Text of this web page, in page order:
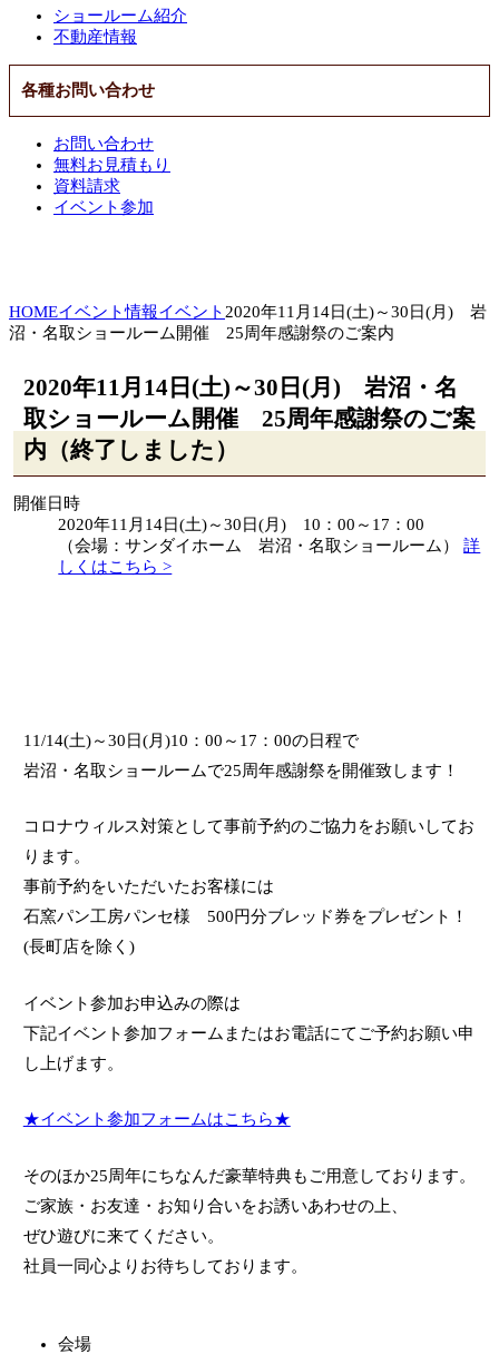
ショールーム紹介
不動産情報
各種お問い合わせ
お問い合わせ
無料お見積もり
資料請求
イベント参加
HOMEイベント情報イベント 2020年11月14日(土)～30日(月) 岩
沼・名取ショールーム開催 25周年感謝祭のご案内
2020年11月14日(土)～30日(月) 岩沼・名
取ショールーム開催 25周年感謝祭のご案
内（終了しました）
開催日時
2020年11月14日(土)～30日(月) 10：00～17：00
（会場：サンダイホーム 岩沼・名取ショールーム）詳
しくはこちら >
11/14(土)～30日(月)10：00～17：00の日程で
岩沼・名取ショールームで25周年感謝祭を開催致します！
コロナウィルス対策として事前予約のご協力をお願いしてお
ります。
事前予約をいただいたお客様には
石窯パン工房パンセ様 500円分ブレッド券をプレゼント！
(長町店を除く)
イベント参加お申込みの際は
下記イベント参加フォームまたはお電話にてご予約お願い申
し上げます。
★イベント参加フォームはこちら★
そのほか25周年にちなんだ豪華特典もご用意しております。
ご家族・お友達・お知り合いをお誘いあわせの上、
ぜひ遊びに来てください。
社員一同心よりお待ちしております。
会場